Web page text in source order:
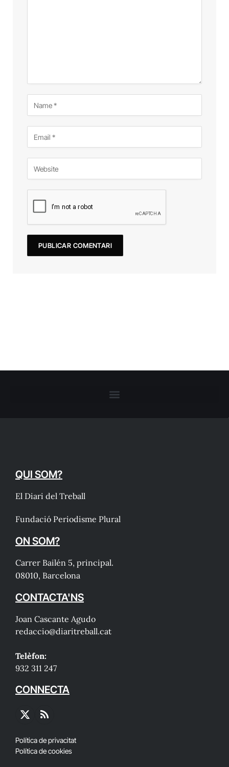
QUI SOM?
El Diari del Treball
Fundació Periodisme Plural
ON SOM?
Carrer Bailén 5, principal.
08010, Barcelona
CONTACTA'NS
Joan Cascante Agudo
redaccio@diaritreball.cat
Telèfon:
932 311 247
CONNECTA
X
RSS
Política de privacitat
Política de cookies